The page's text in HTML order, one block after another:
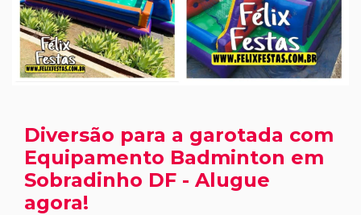
Diversão para a garotada com
Equipamento Badminton em
Sobradinho DF - Alugue
agora!